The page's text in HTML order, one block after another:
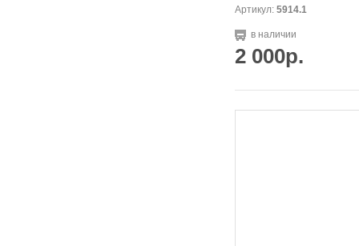
Артикул: 5914.1
в наличии
2 000р.